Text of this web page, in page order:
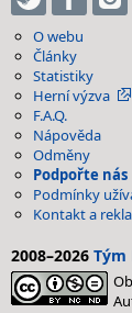
O webu
Články
Statistiky
Herní výzva
F.A.Q.
Nápověda
Odměny
Podpořte nás
Podmínky
Kontakt a
2008–2026 Tým